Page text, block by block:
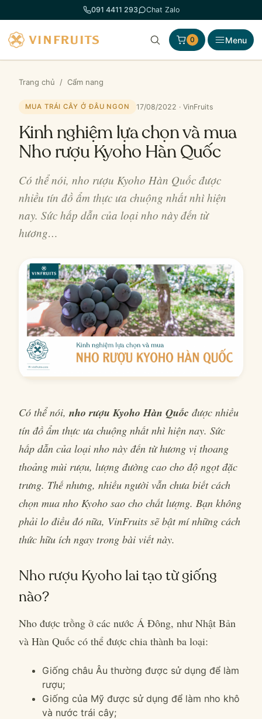
đến
phần
nội
dung
091 4411 293 Chat Zalo
0 Menu
Trang chủ / Cẩm nang
MUA TRÁI CÂY Ở ĐÂU NGON 17/08/2022 · VinFruits
Kinh nghiệm lựa chọn và mua
Nho rượu Kyoho Hàn Quốc
Có thể nói, nho rượu Kyoho Hàn Quốc được
nhiều tín đồ ẩm thực ưa chuộng nhất nhì hiện
nay. Sức hấp dẫn của loại nho này đến từ
hương…
Có thể nói, nho rượu Kyoho Hàn Quốc được nhiều
tín đồ ẩm thực ưa chuộng nhất nhì hiện nay. Sức
hấp dẫn của loại nho này đến từ hương vị thoang
thoảng mùi rượu, lượng đường cao cho độ ngọt đặc
trưng. Thế nhưng, nhiều người vẫn chưa biết cách
chọn mua nho Kyoho sao cho chất lượng. Bạn không
phải lo điều đó nữa, VinFruits sẽ bật mí những cách
thức hữu ích ngay trong bài viết này.
Nho rượu Kyoho lai tạo từ giống
nào?
Nho được trồng ở các nước Á Đông, như Nhật Bản
và Hàn Quốc có thể được chia thành ba loại:
Giống châu Âu thường được sử dụng để làm
rượu;
Giống của Mỹ được sử dụng để làm nho khô
và nước trái cây;